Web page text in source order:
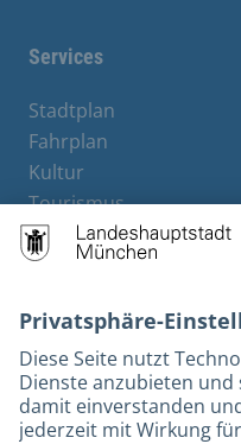
Services
Stadtplan
Fahrplan
Kultur
Tourismus
M-Strom
Bürgerservice
Rechtliches und Kontakt
Barrierefreiheit